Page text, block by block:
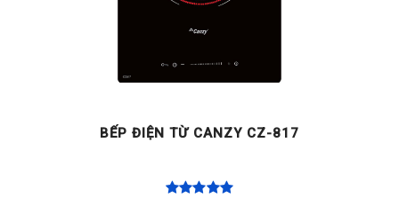
BẾP ĐIỆN TỪ CANZY CZ-817